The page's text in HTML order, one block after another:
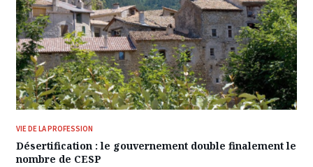
VIE DE LA PROFESSION
Désertification : le gouvernement double finalement le
nombre de CESP